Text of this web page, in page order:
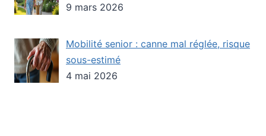
9 mars 2026
Mobilité senior : canne mal réglée, risque
sous-estimé
4 mai 2026